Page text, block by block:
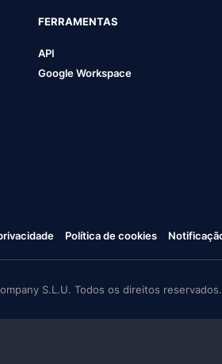
FERRAMENTAS
API
Google Workspace
Política de cookies
S.L.U. Todos os direitos reservados.